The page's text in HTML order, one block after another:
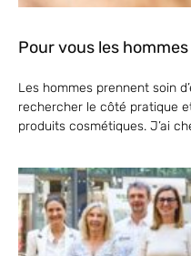
Pour vous les hommes
Les hommes prennent soin
rechercher le côté pratique
produits cosmétiques. J’ai